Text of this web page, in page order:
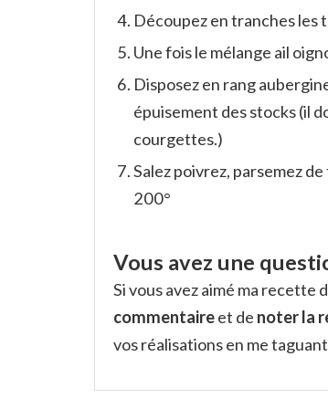
Découpez en tranches les
Une fois le mélange ail
Disposez en rang
épuisement des stocks (il
courgettes.)
Salez poivrez, parsemez
200°
Vous avez une
Si vous avez aimé ma recette
commentaireet de noter la
vos réalisations en me